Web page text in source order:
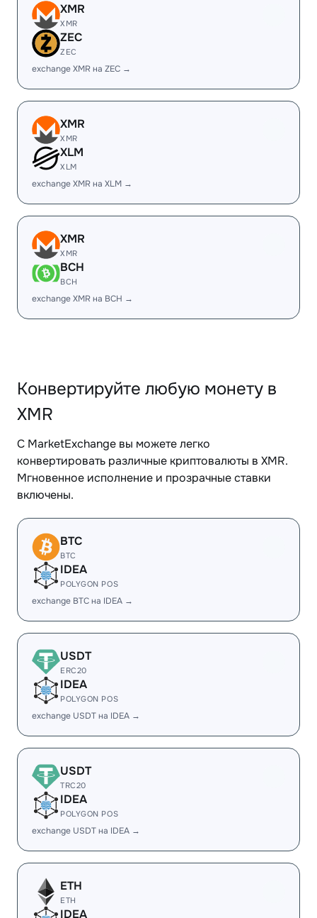
XMR
XMR
ZEC
ZEC
exchange XMR на ZEC →
XMR
XMR
XLM
XLM
exchange XMR на XLM →
XMR
XMR
BCH
BCH
exchange XMR на BCH →
Конвертируйте любую монету в
XMR
С MarketExchange вы можете легко
конвертировать различные криптовалюты в XMR.
Мгновенное исполнение и прозрачные ставки
включены.
BTC
BTC
IDEA
POLYGON POS
exchange BTC на IDEA →
USDT
ERC20
IDEA
POLYGON POS
exchange USDT на IDEA →
USDT
TRC20
IDEA
POLYGON POS
exchange USDT на IDEA →
ETH
ETH
IDEA